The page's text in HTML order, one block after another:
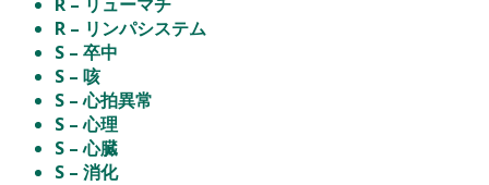
R – リンパシステム
S – 卒中
S – 咳
S – 心拍異常
S – 心理
S – 心臓
S – 消化